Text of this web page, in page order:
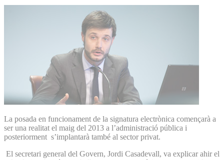
La posada en funcionament de la signatura electrònica començarà a
ser una realitat el maig del 2013 a l’administració pública i
posteriorment s’implantarà també al sector privat.
El secretari general del Govern, Jordi Casadevall, va explicar ahir el